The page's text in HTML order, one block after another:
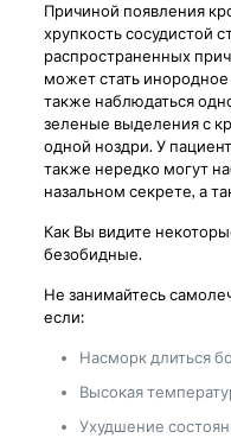
Причиной появления
хрупкость сосудистой
распространенных
может стать
также наблюдаться
зеленые выделения с
одной ноздри. У
также нередко могут
назальном секрете, а
Как Вы видите
безобидные.
Не занимайтесь
если:
Насморк длиться
Высокая
Ухудшение